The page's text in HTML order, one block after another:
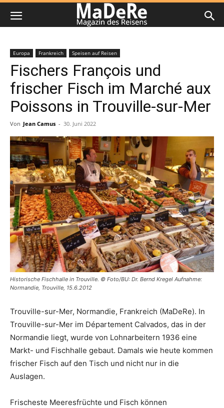
Europa Frankreich Speisen auf Reisen
Fischers François und
frischer Fisch im Marché aux
Poissons in Trouville-sur-Mer
Von Jean Camus - 30. Juni 2022
Historische Fischhalle in Trouville. © Foto/BU: Dr. Bernd Kregel Aufnahme:
Normandie, Trouville, 15.6.2012
Trouville-sur-Mer, Normandie, Frankreich (MaDeRe). In
Trouville-sur-Mer im Département Calvados, das in der
Normandie liegt, wurde von Lohnarbeitern 1936 eine
Markt- und Fischhalle gebaut. Damals wie heute kommen
frischer Fisch auf den Tisch und nicht nur in die
Auslagen.
Frischeste Meeresfrüchte und Fisch können